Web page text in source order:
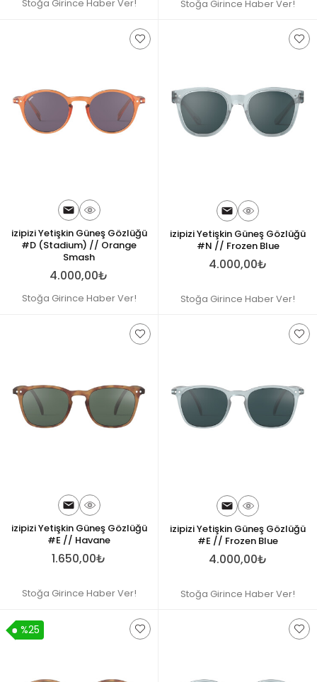
Stoğa Girince Haber Ver! Stoğa Girince Haber Ver!
izipizi Yetişkin Güneş Gözlüğü
#D (Stadium) // Orange
Smash
4.000,00₺
Stoğa Girince Haber Ver!
izipizi Yetişkin Güneş Gözlüğü
#N // Frozen Blue
4.000,00₺
Stoğa Girince Haber Ver!
izipizi Yetişkin Güneş Gözlüğü
#E // Havane
1.650,00₺
Stoğa Girince Haber Ver!
izipizi Yetişkin Güneş Gözlüğü
#E // Frozen Blue
4.000,00₺
Stoğa Girince Haber Ver!
%25